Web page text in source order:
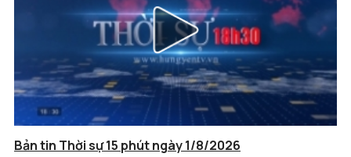
Bản tin Thời sự 15 phút ngày 1/8/2026